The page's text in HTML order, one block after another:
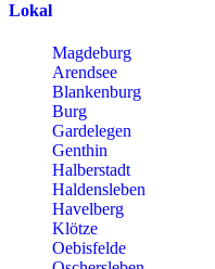
Lokal
Magdeburg
Arendsee
Blankenburg
Burg
Gardelegen
Genthin
Halberstadt
Haldensleben
Havelberg
Klötze
Oebisfelde